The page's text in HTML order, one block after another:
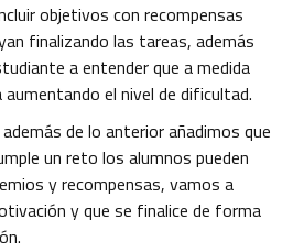
objetivos con recompensas
finalizando las tareas, además
a entender que a medida
aumentando el nivel de dificultad.
de lo anterior añadimos que
un reto los alumnos pueden
y recompensas, vamos a
y que se finalice de forma